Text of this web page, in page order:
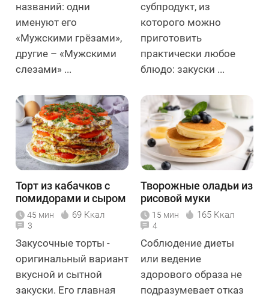
названий: одни
именуют его
«Мужскими грёзами»,
другие – «Мужскими
слезами» ...
субпродукт, из
которого можно
приготовить
практически любое
блюдо: закуски ...
Торт из кабачков с
помидорами и сыром
45 мин 69 Ккал
3
Закусочные торты -
оригинальный вариант
вкусной и сытной
закуски. Его главная
Творожные оладьи из
рисовой муки
15 мин 165 Ккал
4
Соблюдение диеты
или ведение
здорового образа не
подразумевает отказ